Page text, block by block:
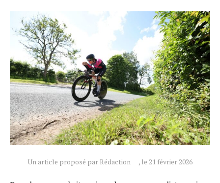
Un article proposé par Rédaction , le 21 février 2026